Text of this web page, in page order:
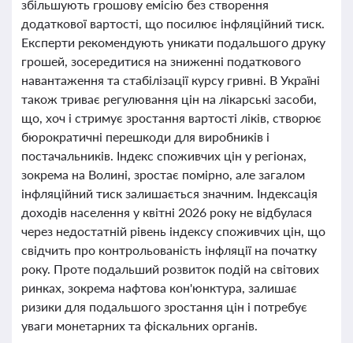
збільшують грошову емісію без створення
додаткової вартості, що посилює інфляційний тиск.
Експерти рекомендують уникати подальшого друку
грошей, зосередитися на зниженні податкового
навантаження та стабілізації курсу гривні. В Україні
також триває регулювання цін на лікарські засоби,
що, хоч і стримує зростання вартості ліків, створює
бюрократичні перешкоди для виробників і
постачальників. Індекс споживчих цін у регіонах,
зокрема на Волині, зростає помірно, але загалом
інфляційний тиск залишається значним. Індексація
доходів населення у квітні 2026 року не відбулася
через недостатній рівень індексу споживчих цін, що
свідчить про контрольованість інфляції на початку
року. Проте подальший розвиток подій на світових
ринках, зокрема нафтова кон'юнктура, залишає
ризики для подальшого зростання цін і потребує
уваги монетарних та фіскальних органів.